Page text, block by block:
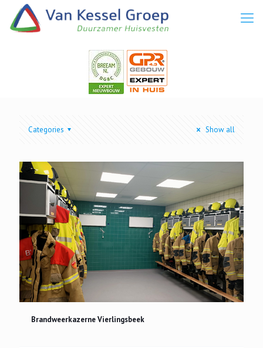
Categories Show all
Brandweerkazerne Vierlingsbeek
Brandweerkazerne Vierlingsbeek